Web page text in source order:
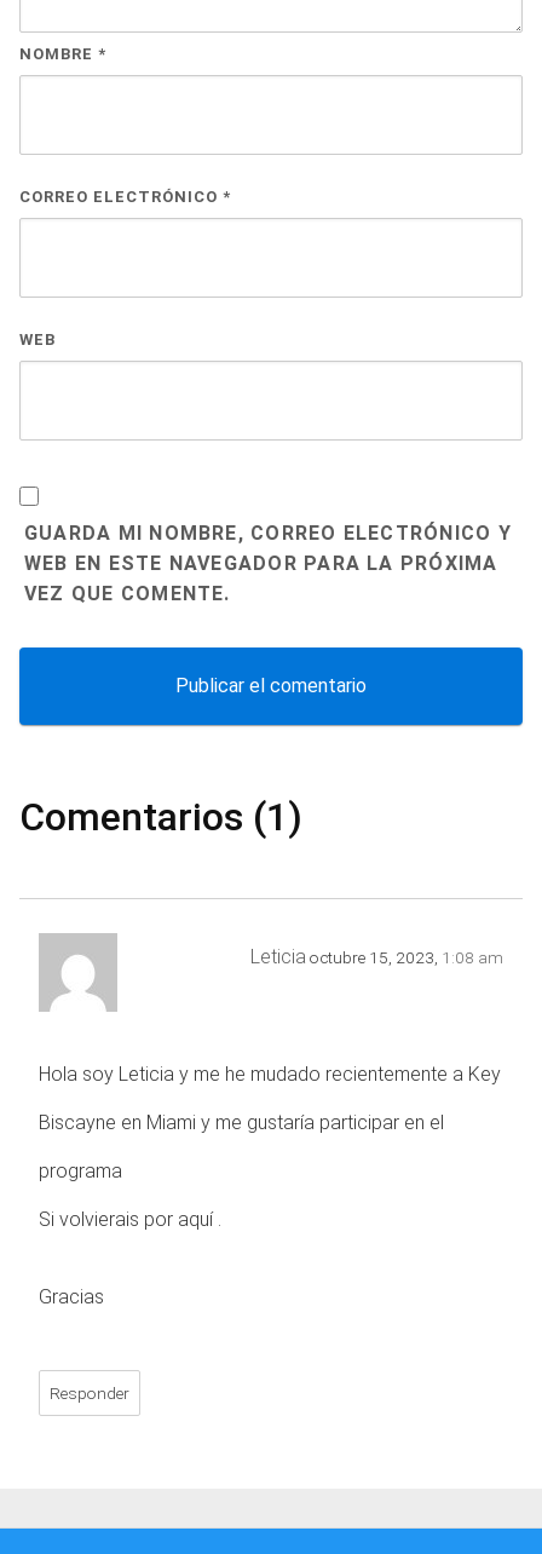
NOMBRE *
CORREO ELECTRÓNICO *
WEB
GUARDA MI NOMBRE, CORREO ELECTRÓNICO Y
WEB EN ESTE NAVEGADOR PARA LA PRÓXIMA
VEZ QUE COMENTE.
Comentarios (1)
Leticia octubre 15, 2023, 1:08 am
Hola soy Leticia y me he mudado recientemente a Key
Biscayne en Miami y me gustaría participar en el
programa
Si volvierais por aquí .
Gracias
Responder